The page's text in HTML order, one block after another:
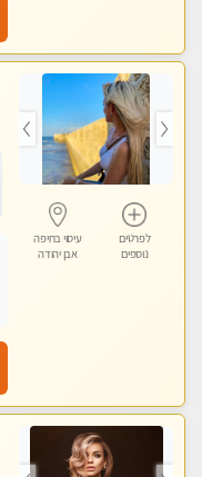
לפרטים
נוספים
עיסוי בחיפה
אבן יהודה